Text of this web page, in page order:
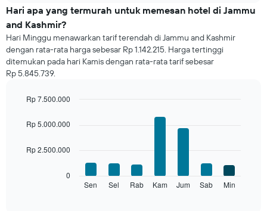
rata
harga
dari
sebuah
kamar
untuk
setiap
Grafik
memiliki
menampilkan
Hari apa yang termurah untuk memesan hotel di Jammu
and Kashmir?
Hari Minggu menawarkan tarif terendah di Jammu and Kashmir
dengan rata-rata harga sebesar Rp 1.142.215. Harga tertinggi
ditemukan pada hari Kamis dengan rata-rata tarif sebesar
Rp 5.845.739.
chart
with
bars.
Sen Sel Rab Kam Jum Sab Min
0
Rp 2.500.000
Rp 5.000.000
Rp 7.500.000